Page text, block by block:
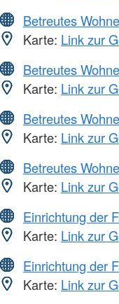
Betreutes
Karte: Link zur
Betreutes
Karte: Link zur
Betreutes
Karte: Link zur
Betreutes
Karte: Link zur
Einrichtung der
Karte: Link zur
Einrichtung der
Karte: Link zur